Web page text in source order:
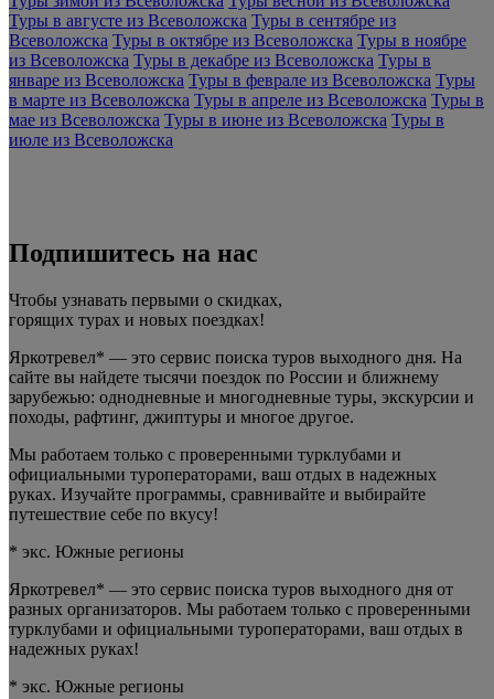
Туры в августе из Всеволожска Туры в сентябре из
Всеволожска Туры в октябре из Всеволожска Туры в ноябре
из Всеволожска Туры в декабре из Всеволожска Туры в
январе из Всеволожска Туры в феврале из Всеволожска Туры
в марте из Всеволожска Туры в апреле из Всеволожска Туры в
мае из Всеволожска Туры в июне из Всеволожска Туры в
июле из Всеволожска
Подпишитесь на нас
Чтобы узнавать первыми о скидках,
горящих турах и новых поездках!
Яркотревел* — это сервис поиска туров выходного дня. На
сайте вы найдете тысячи поездок по России и ближнему
зарубежью: однодневные и многодневные туры, экскурсии и
походы, рафтинг, джиптуры и многое другое.
Мы работаем только с проверенными турклубами и
официальными туроператорами, ваш отдых в надежных
руках. Изучайте программы, сравнивайте и выбирайте
путешествие себе по вкусу!
* экс. Южные регионы
Яркотревел* — это сервис поиска туров выходного дня от
разных организаторов. Мы работаем только с проверенными
турклубами и официальными туроператорами, ваш отдых в
надежных руках!
* экс. Южные регионы